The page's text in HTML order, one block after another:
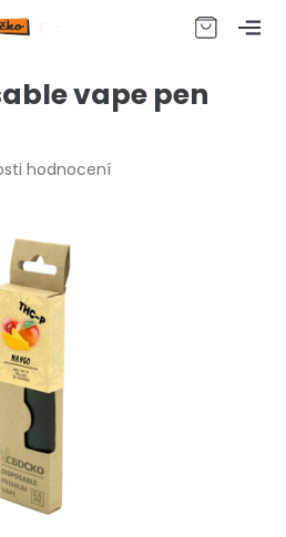
CZK
vape pen
hodnocení